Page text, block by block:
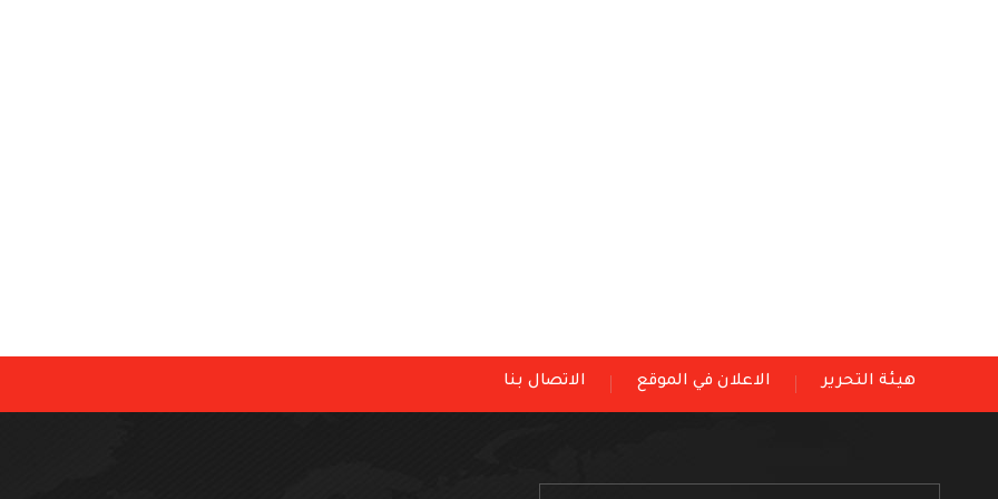
هيئة التحرير الاعلان في الموقع الاتصال بنا